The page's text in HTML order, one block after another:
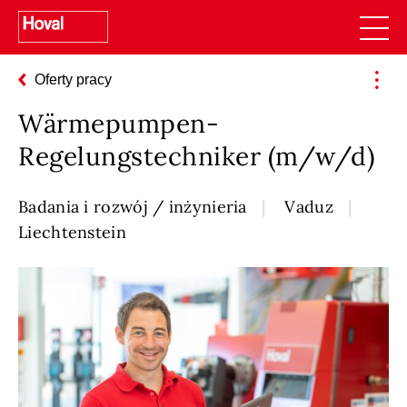
Oferty pracy
Wärmepumpen-
Regelungstechniker (m/w/d)
Badania i rozwój / inżynieria
Vaduz
Liechtenstein